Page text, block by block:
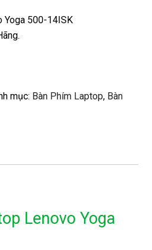
Yoga 500-14ISK
mục: Bàn Phím Laptop, Bàn
Lenovo Yoga